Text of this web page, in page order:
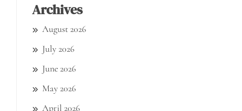
Archives
August 2026
July 2026
June 2026
May 2026
April 2026